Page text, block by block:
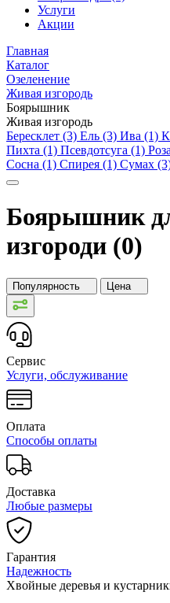
Услуги
Акции
Главная
Каталог
Озеленение
Живая изгородь
Боярышник
Живая изгородь
Бересклет (3) Ель (3) Ива (1)
Пихта (1) Псевдотсуга (1)
Сосна (1) Спирея (1) Сумах
Боярышник
изгороди (0)
Популярность Цена
Сервис
Услуги, обслуживание
Оплата
Способы оплаты
Доставка
Любые размеры
Гарантия
Надежность
Хвойные деревья и